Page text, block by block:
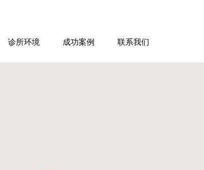
诊所环境 成功案例 联系我们